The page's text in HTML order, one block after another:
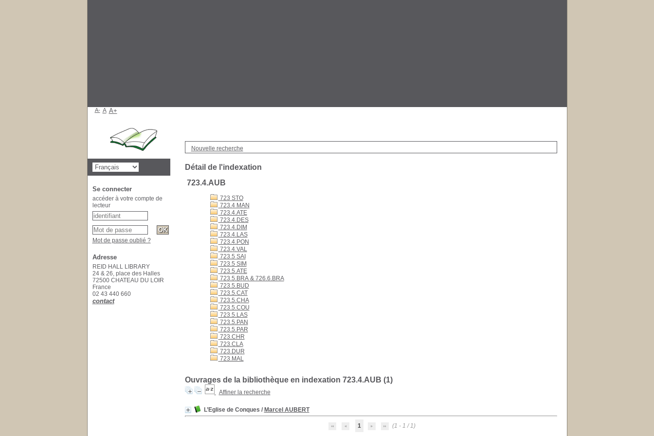
Nouvelle recherche
Détail de l'indexation
723.4.AUB
723 STO
723.4 MAN
723.4.ATE
723.4.DES
723.4.DIM
723.4.LAS
723.4.PON
723.4.VAL
723.5 SAI
723.5 SIM
723.5.ATE
723.5.BRA & 726.6.BRA
723.5.BUD
723.5.CAT
723.5.CHA
723.5.COU
723.5.LAS
723.5.PAN
723.5.PAR
723.CHR
723.CLA
723.DUR
723.MAL
Ouvrages de la bibliothèque en indexation 723.4.AUB (1)
Affiner la recherche
L’Eglise de Conques / Marcel AUBERT
1 (1 - 1 / 1)
A- A A+
Se connecter
accéder à votre compte de
lecteur
Mot de passe oublié ?
Adresse
REID HALL LIBRARY
24 & 26, place des Halles
72500 CHATEAU DU LOIR
France
02 43 440 660
contact